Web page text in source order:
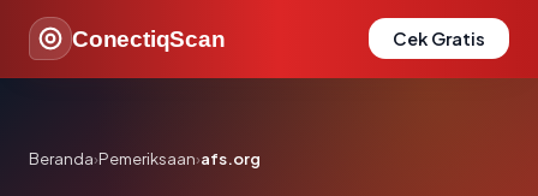
ConectiqScan Cek Gratis
Beranda›Pemeriksaan›afs.org